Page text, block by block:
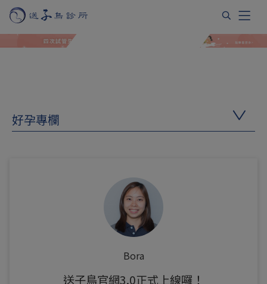
好孕專欄
Bora
送子鳥官網3.0正式上線囉！